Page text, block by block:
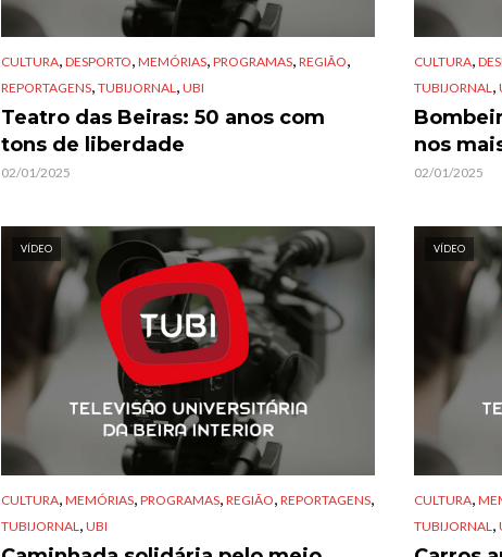
CULTURA, DESPORTO, MEMÓRIAS, PROGRAMAS, REGIÃO,
REPORTAGENS TUBIJORNAL UBI
Teatro das Beiras: 50 anos com
tons de liberdade
02/01/2025
CULTURA,
TUBIJORNAL
nos
02/01/2025
VÍDEO
CULTURA, MEMÓRIAS, PROGRAMAS, REGIÃO, REPORTAGENS,
TUBIJORNAL , UBI
VÍDEO
CULTURA,
TUBIJORNAL ,